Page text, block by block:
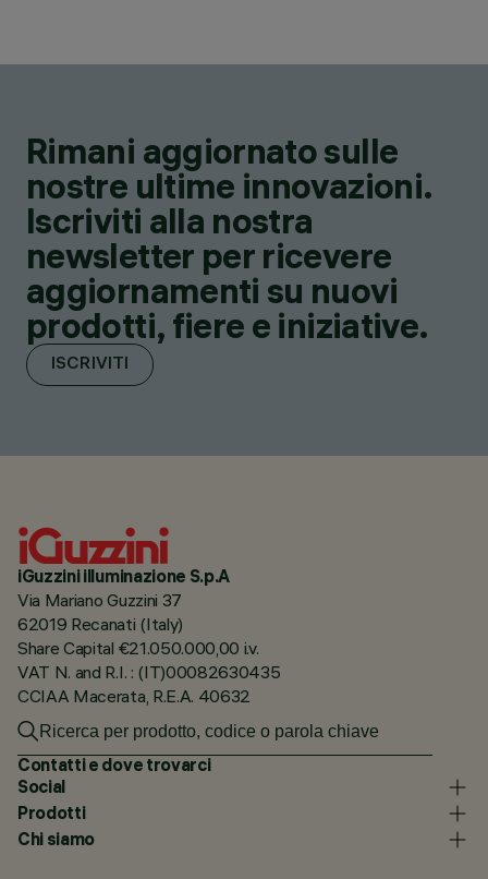
Rimani aggiornato sulle
nostre ultime innovazioni.
Iscriviti alla nostra
newsletter per ricevere
aggiornamenti su nuovi
prodotti, fiere e iniziative.
ISCRIVITI
iGuzzini illuminazione S.p.A
Via Mariano Guzzini 37
62019 Recanati (Italy)
Share Capital €21.050.000,00 i.v.
VAT N. and R.I. : (IT)00082630435
CCIAA Macerata, R.E.A. 40632
Contatti e dove trovarci
Social
Prodotti
Chi siamo